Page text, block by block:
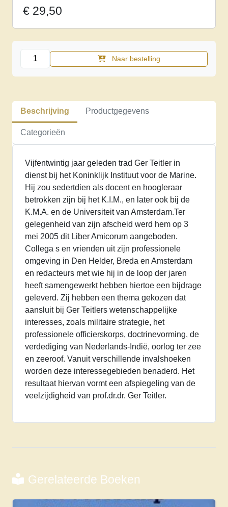
€ 29,50
Een
saluut
van
schoten.
Liber
amicorm
Ger
Teitler
aantal
Naar bestelling
Beschrijving Productgegevens
Categorieën
Vijfentwintig jaar geleden trad Ger Teitler in
dienst bij het Koninklijk Instituut voor de Marine.
Hij zou sedertdien als docent en hoogleraar
betrokken zijn bij het K.I.M., en later ook bij de
K.M.A. en de Universiteit van Amsterdam.Ter
gelegenheid van zijn afscheid werd hem op 3
mei 2005 dit Liber Amicorum aangeboden.
Collega s en vrienden uit zijn professionele
omgeving in Den Helder, Breda en Amsterdam
en redacteurs met wie hij in de loop der jaren
heeft samengewerkt hebben hiertoe een bijdrage
geleverd. Zij hebben een thema gekozen dat
aansluit bij Ger Teitlers wetenschappelijke
interesses, zoals militaire strategie, het
professionele officierskorps, doctrinevorming, de
verdediging van Nederlands-Indië, oorlog ter zee
en zeeroof. Vanuit verschillende invalshoeken
worden deze interessegebieden benaderd. Het
resultaat hiervan vormt een afspiegeling van de
veelzijdigheid van prof.dr.dr. Ger Teitler.
Gerelateerde Boeken